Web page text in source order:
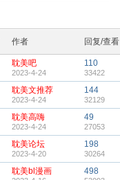
作者 回复/查看
耽美吧
2023-4-24
110
33422
耽美文推荐
2023-4-24
144
32129
耽美高嗨
2023-4-24
49
27053
耽美论坛
2023-4-20
198
30264
耽美bl漫画 498